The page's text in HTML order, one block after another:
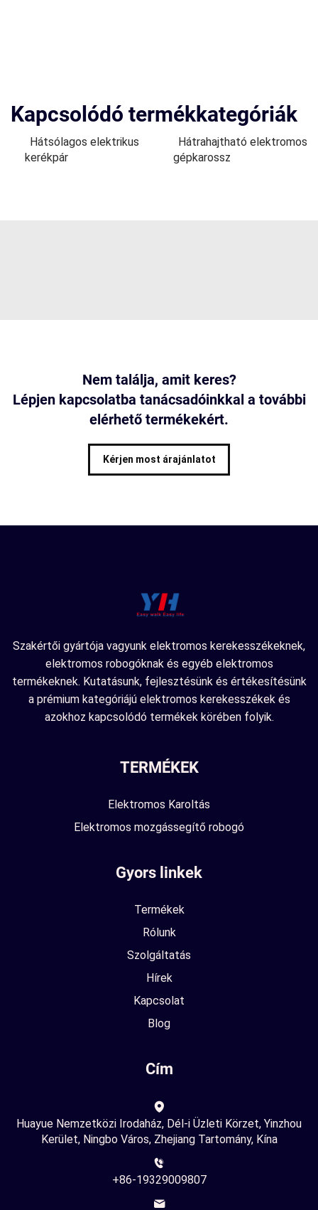
Kapcsolódó termékkategóriák
Hátsólagos elektrikus
kerékpár
Hátrahajtható elektromos
gépkarossz
Nem találja, amit keres?
Lépjen kapcsolatba tanácsadóinkkal a további
elérhető termékekért.
Kérjen most árajánlatot
Szakértői gyártója vagyunk elektromos kerekesszékeknek,
elektromos robogóknak és egyéb elektromos
termékeknek. Kutatásunk, fejlesztésünk és értékesítésünk
a prémium kategóriájú elektromos kerekesszékek és
azokhoz kapcsolódó termékek körében folyik.
TERMÉKEK
Elektromos Karoltás
Elektromos mozgássegítő robogó
Gyors linkek
Termékek
Rólunk
Szolgáltatás
Hírek
Kapcsolat
Blog
Cím
Huayue Nemzetközi Irodaház, Dél-i Üzleti Körzet, Yinzhou
Kerület, Ningbo Város, Zhejiang Tartomány, Kína
+86-19329009807